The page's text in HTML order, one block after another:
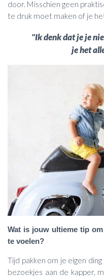
door. Misschien geen
te druk moet maken of je
"Ik denk dat je je
je het
Wat is jouw ultieme tip
te voelen?
Tijd pakken om je eigen
bezoekjes aan de kapper,